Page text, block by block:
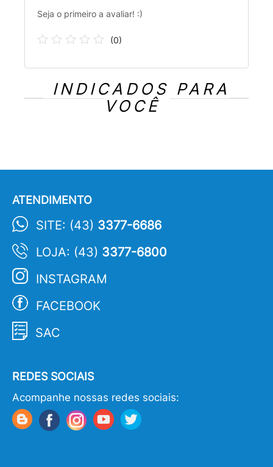
Seja o primeiro a avaliar! :)
(0)
INDICADOS PARA
VOCÊ
ATENDIMENTO
SITE: (43) 3377-6686
LOJA: (43) 3377-6800
INSTAGRAM
FACEBOOK
SAC
REDES SOCIAIS
Acompanhe nossas redes sociais: